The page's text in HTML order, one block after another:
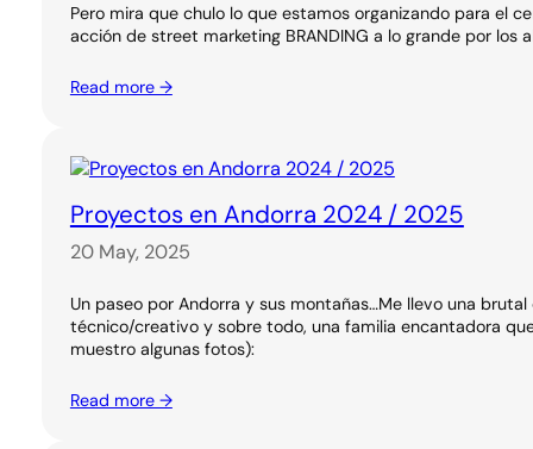
Pero mira que chulo lo que estamos organizando para el
acción de street marketing BRANDING a lo grande por
Read more →
Proyectos en Andorra 2024 / 2025
20 May, 2025
Un paseo por Andorra y sus montañas…Me llevo una
técnico/creativo y sobre todo, una familia encantadora
muestro algunas fotos):
Read more →